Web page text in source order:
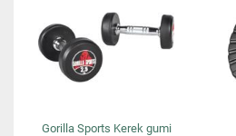
Gorilla Sports Kerek gumi